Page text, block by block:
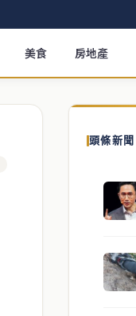
美食 房地產
頭條新聞